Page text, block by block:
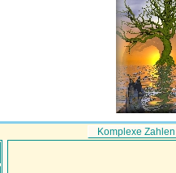
Komplexe Zahlen